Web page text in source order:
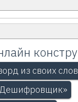
из своих слов